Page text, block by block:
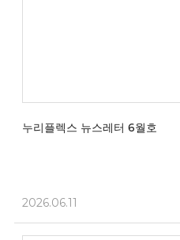
누리플렉스 뉴스레터 6월호
2026.06.11